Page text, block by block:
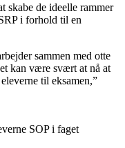
skabe de ideelle rammer
i forhold til en
sammen med otte
kan være svært at nå at
til eksamen,”
SOP i faget